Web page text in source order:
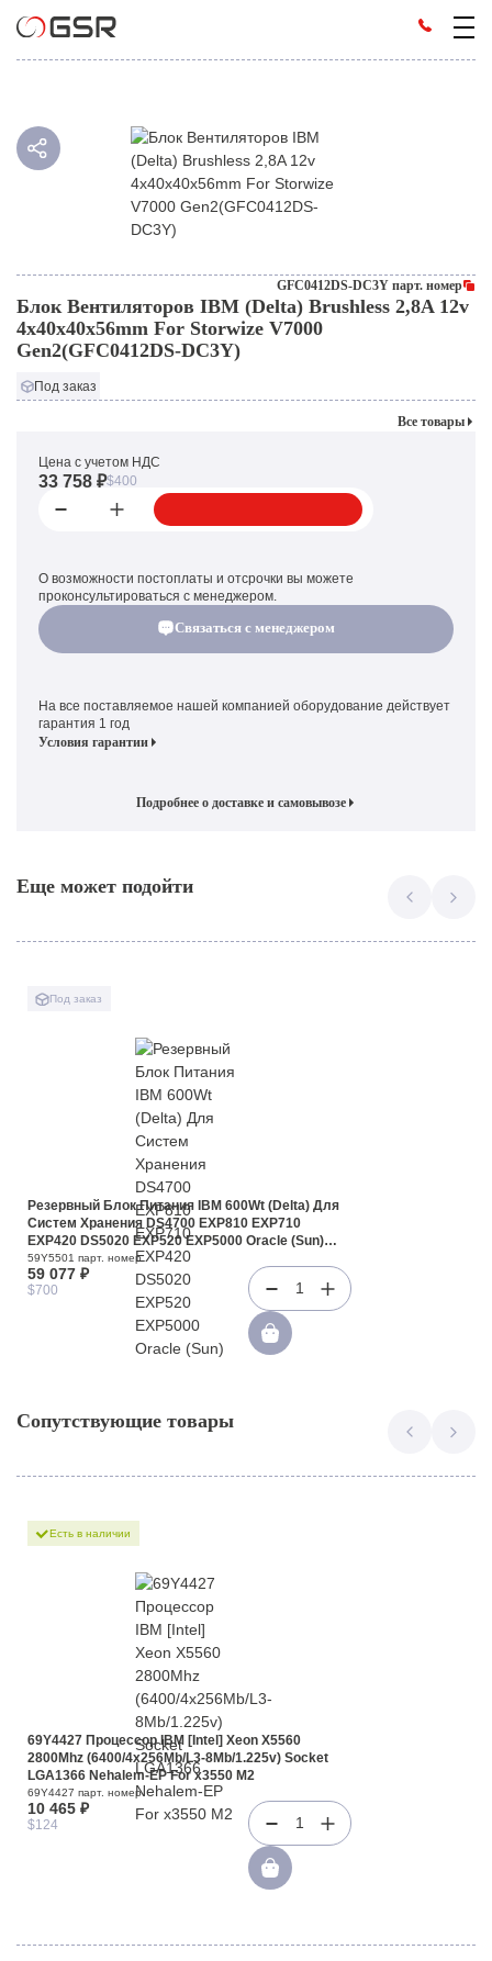
GFC0412DS-DC3Y парт. номер
Блок Вентиляторов IBM (Delta) Brushless 2,8A 12v
4x40x40x56mm For Storwize V7000
Gen2(GFC0412DS-DC3Y)
Под заказ
Все товары
Цена с учетом НДС
33 758 ₽$400
О возможности постоплаты и отсрочки вы можете
проконсультироваться с менеджером.
Связаться с менеджером
На все поставляемое нашей компанией оборудование действует
гарантия 1 год
Условия гарантии
Подробнее о доставке и самовывозе
Еще может подойти
Под заказ
Резервный Блок Питания IBM 600Wt (Delta) Для
Систем Хранения DS4700 EXP810 EXP710
EXP420 DS5020 EXP520 EXP5000 Oracle (Sun)
CSM200 StorageTek 6140 6150 6180(59Y5501)
59Y5501 парт. номер
59 077 ₽
$700 1
Сопутствующие товары
Есть в наличии
69Y4427 Процессор IBM [Intel] Xeon X5560
2800Mhz (6400/4x256Mb/L3-8Mb/1.225v) Socket
LGA1366 Nehalem-EP For x3550 M2
69Y4427 парт. номер
10 465 ₽
$124 1